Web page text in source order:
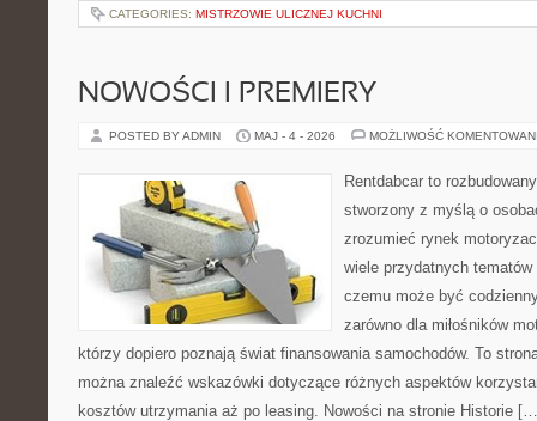
CATEGORIES: MISTRZOWIE ULICZNEJ KUCHNI
NOWOŚCI I PREMIERY
POSTED BY ADMIN MAJ - 4 - 2026 MOŻLIWOŚĆ
Rentdabcar to
stworzony z myślą o
zrozumieć rynek
wiele przydatnych
czemu może być
zarówno dla miłośników
którzy dopiero poznają świat finansowania samochodów. To
można znaleźć wskazówki dotyczące różnych aspektów
kosztów utrzymania aż po leasing. Nowości na stronie Historie